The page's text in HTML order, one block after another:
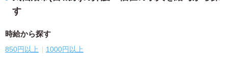
す
時給から探す
850円以上 1000円以上